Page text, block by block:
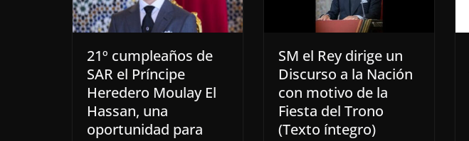
21º cumpleaños de
SAR el Príncipe
Heredero Moulay El
Hassan, una
oportunidad para
SM el Rey dirige un
Discurso a la Nación
con motivo de la
Fiesta del Trono
(Texto íntegro)